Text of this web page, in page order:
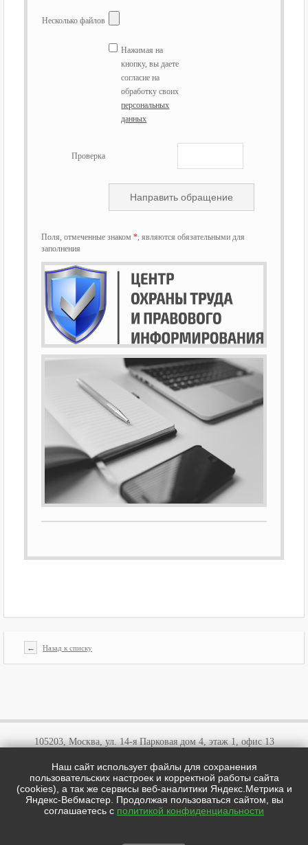
Несколько файлов
Нажимая на
кнопку, вы даете
согласие на
обработку своих
персональных
данных
Проверка
Поля, отмеченные знаком *, являются обязательными для
заполнения
← Назад к списку
цотипи.рф © 2026
105203, Москва, ул. 14-я Парковая дом 4, этаж 1, офис 13
+7 (495)646 03 57
+7 (800)707 57 72
cotipi@yandex.ru
Мы в соц сетях:
Наш сайт использует файлы для сохранения
пользовательских настроек и корректной работы сайта
(cookies), а так же сервисы веб-аналитики Яндекс.Метрика и
Яндекс-Вебмастер. Продолжая пользоваться сайтом, вы
соглашаетесь с политикой конфиденциальности